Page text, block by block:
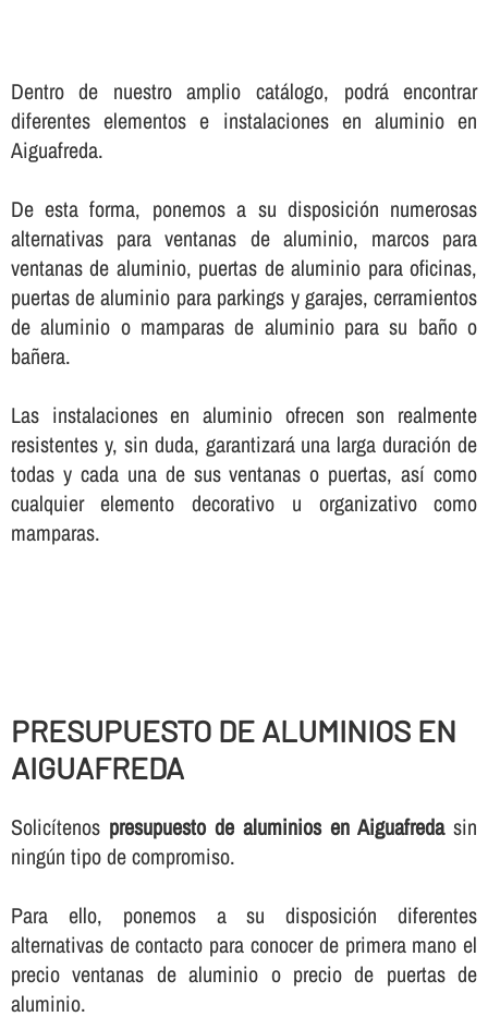
Dentro de nuestro amplio catálogo, podrá encontrar
diferentes elementos e instalaciones en aluminio en
Aiguafreda.
De esta forma, ponemos a su disposición numerosas
alternativas para ventanas de aluminio, marcos para
ventanas de aluminio, puertas de aluminio para oficinas,
puertas de aluminio para parkings y garajes, cerramientos
de aluminio o mamparas de aluminio para su baño o
bañera.
Las instalaciones en aluminio ofrecen son realmente
resistentes y, sin duda, garantizará una larga duración de
todas y cada una de sus ventanas o puertas, así­ como
cualquier elemento decorativo u organizativo como
mamparas.
PRESUPUESTO DE ALUMINIOS EN
AIGUAFREDA
Solicí­tenos presupuesto de aluminios en Aiguafredasin
ningún tipo de compromiso.
Para ello, ponemos a su disposición diferentes
alternativas de contacto para conocer de primera mano el
precio ventanas de aluminio o precio de puertas de
aluminio.